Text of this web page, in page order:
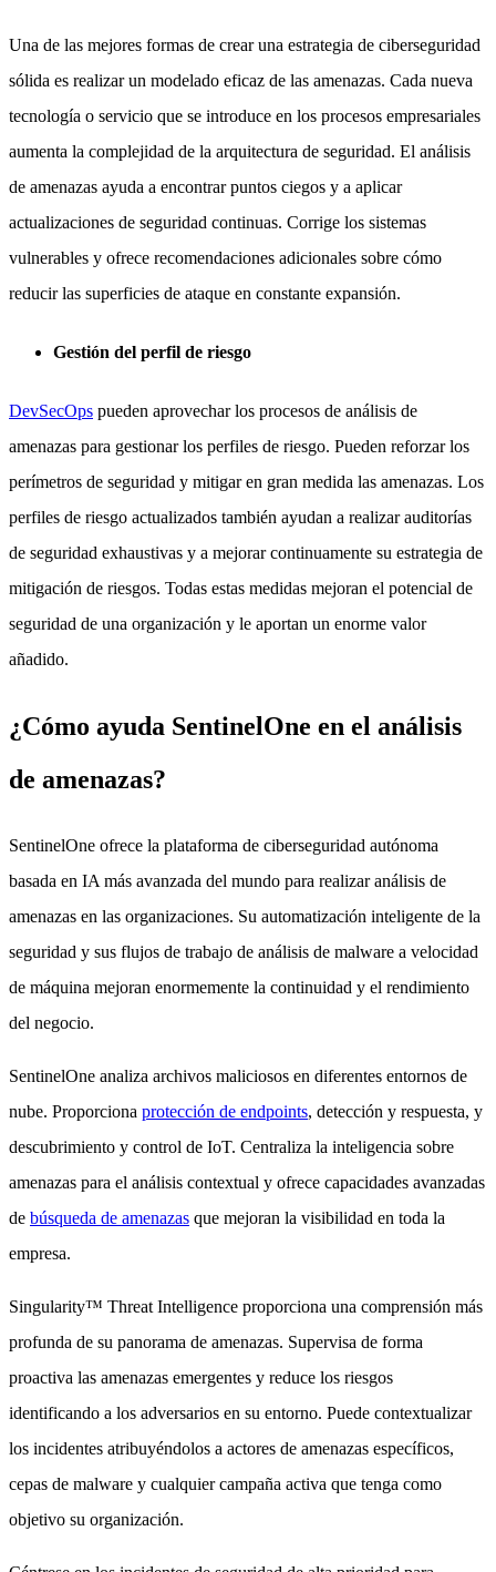
Una de las mejores formas de crear una estrategia de ciberseguridad
sólida es realizar un modelado eficaz de las amenazas. Cada nueva
tecnología o servicio que se introduce en los procesos empresariales
aumenta la complejidad de la arquitectura de seguridad. El análisis
de amenazas ayuda a encontrar puntos ciegos y a aplicar
actualizaciones de seguridad continuas. Corrige los sistemas
vulnerables y ofrece recomendaciones adicionales sobre cómo
reducir las superficies de ataque en constante expansión.
Gestión del perfil de riesgo
DevSecOps pueden aprovechar los procesos de análisis de
amenazas para gestionar los perfiles de riesgo. Pueden reforzar los
perímetros de seguridad y mitigar en gran medida las amenazas. Los
perfiles de riesgo actualizados también ayudan a realizar auditorías
de seguridad exhaustivas y a mejorar continuamente su estrategia de
mitigación de riesgos. Todas estas medidas mejoran el potencial de
seguridad de una organización y le aportan un enorme valor
añadido.
¿Cómo ayuda SentinelOne en el análisis
de amenazas?
SentinelOne ofrece la plataforma de ciberseguridad autónoma
basada en IA más avanzada del mundo para realizar análisis de
amenazas en las organizaciones. Su automatización inteligente de la
seguridad y sus flujos de trabajo de análisis de malware a velocidad
de máquina mejoran enormemente la continuidad y el rendimiento
del negocio.
SentinelOne analiza archivos maliciosos en diferentes entornos de
nube. Proporciona protección de endpoints, detección y respuesta, y
descubrimiento y control de IoT. Centraliza la inteligencia sobre
amenazas para el análisis contextual y ofrece capacidades avanzadas
de búsqueda de amenazas que mejoran la visibilidad en toda la
empresa.
Singularity™ Threat Intelligence proporciona una comprensión más
profunda de su panorama de amenazas. Supervisa de forma
proactiva las amenazas emergentes y reduce los riesgos
identificando a los adversarios en su entorno. Puede contextualizar
los incidentes atribuyéndolos a actores de amenazas específicos,
cepas de malware y cualquier campaña activa que tenga como
objetivo su organización.